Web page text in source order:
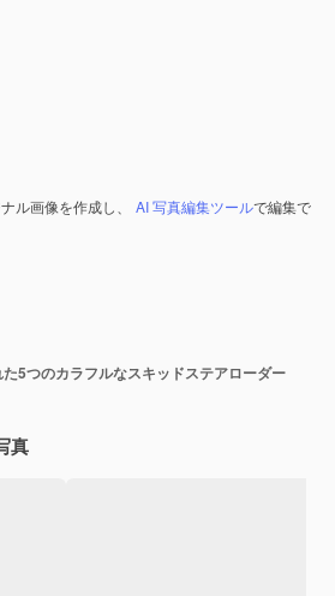
ル画像を作成し、 AI 写真編集ツールで編集で
5つのカラフルなスキッドステアローダー
真